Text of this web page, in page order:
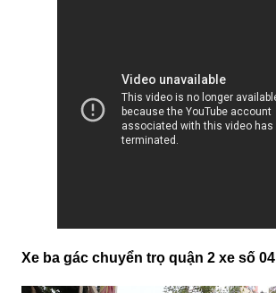
Xe ba gác chuyển trọ quận 2 xe số 04